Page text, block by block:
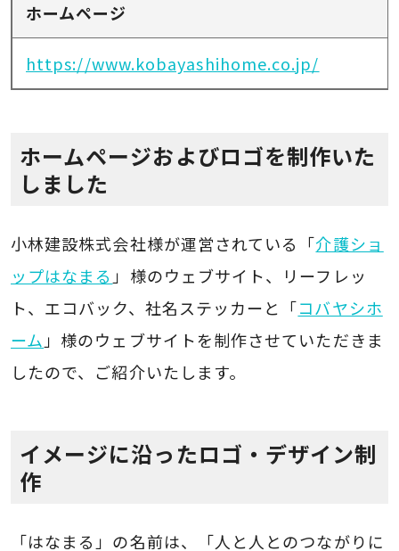
ホームページ
https://www.kobayashihome.co.jp/
ホームページおよびロゴを制作いた
しました
小林建設株式会社様が運営されている「介護ショ
ップはなまる」様のウェブサイト、リーフレッ
ト、エコバック、社名ステッカーと「コバヤシホ
ーム」様のウェブサイトを制作させていただきま
したので、ご紹介いたします。
イメージに沿ったロゴ・デザイン制
作
「はなまる」の名前は、「人と人とのつながりに